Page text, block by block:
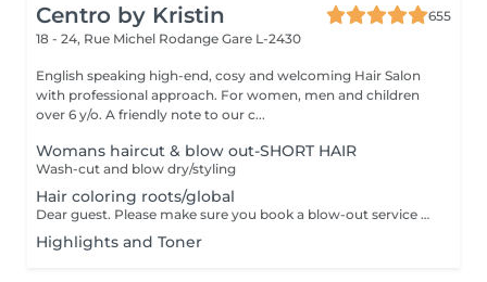
Centro by Kristin
655
18 - 24, Rue Michel Rodange Gare L-2430
English speaking high-end, cosy and welcoming Hair Salon
with professional approach. For women, men and children
over 6 y/o. A friendly note to our c...
Womans haircut & blow out-SHORT HAIR
Wash-cut and blow dry/styling
Hair coloring roots/global
Dear guest. Please make sure you book a blow-out service after your color service, that is additional 30 minutes to the total service. Thank you for understanding. Team Centro
Highlights and Toner